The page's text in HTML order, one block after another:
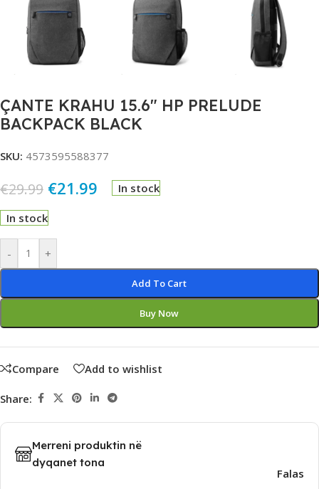
ÇANTE KRAHU 15.6″ HP PRELUDE
BACKPACK BLACK
SKU: 4573595588377
€29.99 €21.99 In stock
In stock
- +
Add To Cart
Buy Now
Alternative:
Compare Add to wishlist
Share:
Merreni produktin në
dyqanet tona
Falas